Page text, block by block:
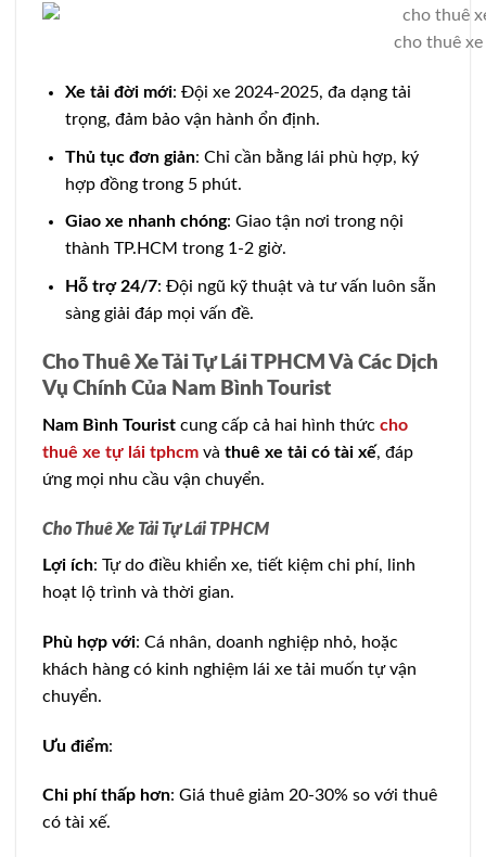
cho thuê
Xe tải đời mới: Đội xe 2024-2025, đa dạng tải
trọng, đảm bảo vận hành ổn định.
Thủ tục đơn giản: Chỉ cần bằng lái phù hợp, ký
hợp đồng trong 5 phút.
Giao xe nhanh chóng: Giao tận nơi trong nội
thành TP.HCM trong 1-2 giờ.
Hỗ trợ 24/7: Đội ngũ kỹ thuật và tư vấn luôn sẵn
sàng giải đáp mọi vấn đề.
Cho Thuê Xe Tải Tự Lái TPHCM Và Các Dịch
Vụ Chính Của Nam Bình Tourist
Nam Bình Tourist cung cấp cả hai hình thức cho
thuê xe tự lái tphcm và thuê xe tải có tài xế, đáp
ứng mọi nhu cầu vận chuyển.
Cho Thuê Xe Tải Tự Lái TPHCM
Lợi ích: Tự do điều khiển xe, tiết kiệm chi phí, linh
hoạt lộ trình và thời gian.
Phù hợp với: Cá nhân, doanh nghiệp nhỏ, hoặc
khách hàng có kinh nghiệm lái xe tải muốn tự vận
chuyển.
Ưu điểm:
Chi phí thấp hơn: Giá thuê giảm 20-30% so với thuê
có tài xế.